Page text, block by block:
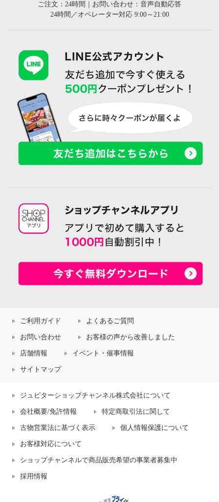
ご注文：24時間｜お問い合わせ：音声自動応答
24時間／オペレーター対応 9:00～21:00
ご利用ガイド よくあるご質問
お問い合わせ お客様の声から改善しました
店舗情報 イベント・催事情報
サイトマップ
ジュピターショップチャンネル株式会社について
会社概要/免許情報 特定商取引法に関して
古物営業法に基づく表示 個人情報保護について
お客様対応について
ショップチャンネルで商品販売希望の事業者募集中
採用情報